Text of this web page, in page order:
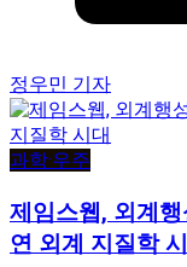
정우민 기자
과학·우주
제임스웹, 외계행
연 외계 지질학